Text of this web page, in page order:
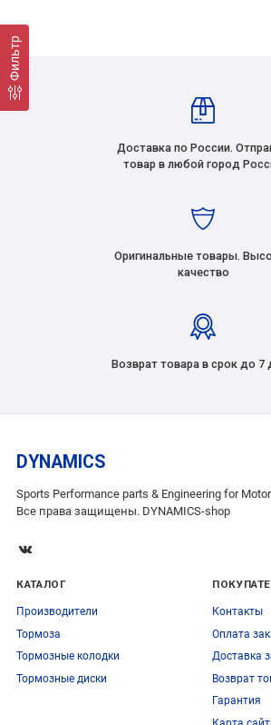
Фильтр
Доставка по России.
товар в любой город
Оригинальные товары.
качество
Возврат товара в срок до 7
DYNAMICS
Sports Performance parts & Engineering for
Все права защищены. DYNAMICS-shop
КАТАЛОГ
Производители
Тормоза
Тормозные колодки
Тормозные диски
Контакты
Оплата
Доставка
Возврат
Гарантия